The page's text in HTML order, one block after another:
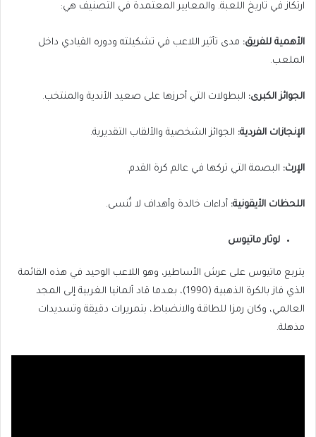
ارتكاز في تاريخ اللعبة. والمعايير المعتمدة في التصنيف هي:
الأهمية للفريق: مدى تأثير اللاعب في تشكيلته ودوره القيادي داخل
الملعب.
الجوائز الكبرى: البطولات التي أحرزها على صعيد الأندية والمنتخب.
الإنجازات الفردية: الجوائز الشخصية والألقاب التقديرية.
الإرث: البصمة التي تركها في عالم كرة القدم.
اللحظات الأيقونية: أداءات خالدة وأهداف لا تُنسى.
لوثار ماتيوس
يتربع ماتيوس على عرش الأساطير، وهو اللاعب الوحيد في هذه القائمة
الذي فاز بالكرة الذهبية (1990)، بعدما قاد ألمانيا الغربية إلى المجد
العالمي، وكان رمزا للطاقة والانضباط، بتمريرات دقيقة وتسديدات
مذهلة.